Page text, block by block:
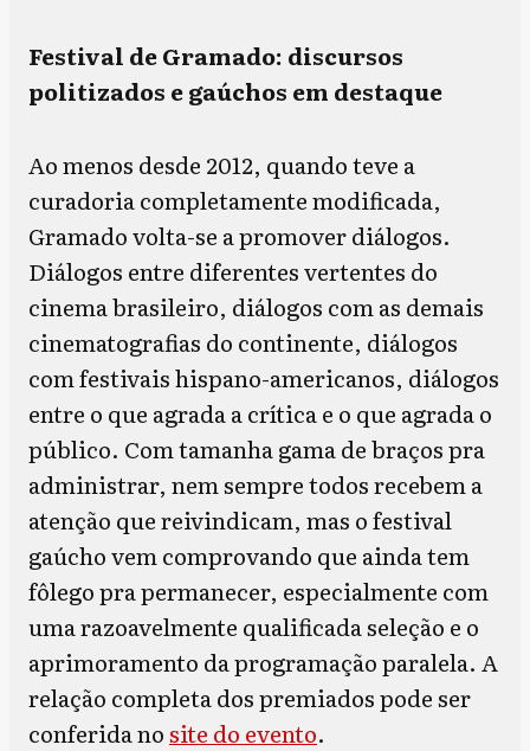
Festival de Gramado: discursos
politizados e gaúchos em destaque
Ao menos desde 2012, quando teve a
curadoria completamente modificada,
Gramado volta-se a promover diálogos.
Diálogos entre diferentes vertentes do
cinema brasileiro, diálogos com as demais
cinematografias do continente, diálogos
com festivais hispano-americanos, diálogos
entre o que agrada a crítica e o que agrada o
público. Com tamanha gama de braços pra
administrar, nem sempre todos recebem a
atenção que reivindicam, mas o festival
gaúcho vem comprovando que ainda tem
fôlego pra permanecer, especialmente com
uma razoavelmente qualificada seleção e o
aprimoramento da programação paralela. A
relação completa dos premiados pode ser
conferida nosite do evento.